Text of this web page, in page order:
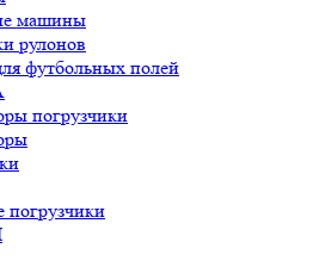
машины
рулонов
футбольных полей
погрузчики